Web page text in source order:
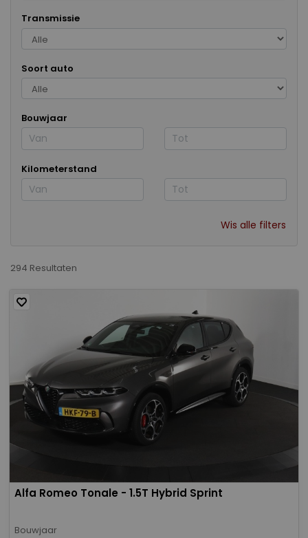
Transmissie
Soort auto
Bouwjaar
Kilometerstand
Wis alle filters
294 Resultaten
Alfa Romeo Tonale - 1.5T Hybrid Sprint
Bouwjaar